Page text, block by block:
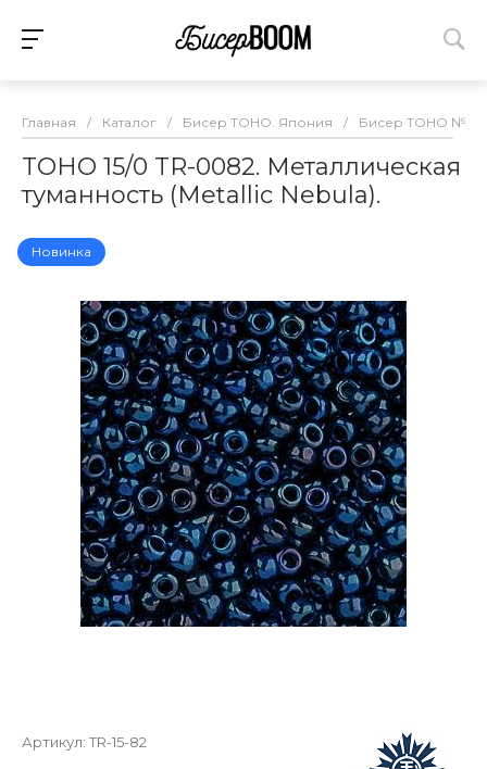
Главная / Каталог / Бисер TOHO. Япония / Бисер TOHO №15
TOHO 15/0 TR-0082. Металлическая
туманность (Metallic Nebula).
Новинка
Артикул: TR-15-82